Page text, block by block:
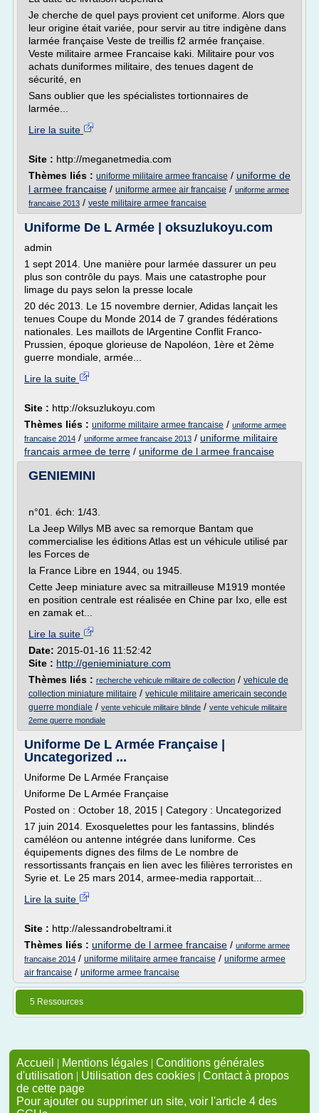
Je cherche de quel pays provient cet uniforme. Alors que
leur origine était variée, pour servir au titre indigène dans
larmée française Veste de treillis f2 armée française.
Veste militaire armee Francaise kaki. Militaire pour vos
achats duniformes militaire, des tenues dagent de
sécurité, en
Sans oublier que les spécialistes tortionnaires de
larmée...
Lire la suite
Site : http://meganetmedia.com
Thèmes liés : uniforme militaire armee francaise / uniforme de
l armee francaise / uniforme armee air francaise / uniforme armee
francaise 2013 / veste militaire armee francaise
Uniforme De L Armée | oksuzlukoyu.com
admin
1 sept 2014. Une manière pour larmée dassurer un peu
plus son contrôle du pays. Mais une catastrophe pour
limage du pays selon la presse locale
20 déc 2013. Le 15 novembre dernier, Adidas lançait les
tenues Coupe du Monde 2014 de 7 grandes fédérations
nationales. Les maillots de lArgentine Conflit Franco-
Prussien, époque glorieuse de Napoléon, 1ère et 2ème
guerre mondiale, armée...
Lire la suite
Site : http://oksuzlukoyu.com
Thèmes liés : uniforme militaire armee francaise / uniforme armee
francaise 2014 / uniforme armee francaise 2013 / uniforme militaire
francais armee de terre / uniforme de l armee francaise
GENIEMINI
n°01. éch: 1/43.
La Jeep Willys MB avec sa remorque Bantam que
commercialise les éditions Atlas est un véhicule utilisé par
les Forces de
la France Libre en 1944, ou 1945.
Cette Jeep miniature avec sa mitrailleuse M1919 montée
en position centrale est réalisée en Chine par Ixo, elle est
en zamak et...
Lire la suite
Date: 2015-01-16 11:52:42
Site : http://genieminiature.com
Thèmes liés : recherche vehicule militaire de collection / vehicule de
collection miniature militaire / vehicule militaire americain seconde
guerre mondiale / vente vehicule militaire blinde / vente vehicule militaire
2eme guerre mondiale
Uniforme De L Armée Française |
Uncategorized ...
Uniforme De L Armée Française
Uniforme De L Armée Française
Posted on : October 18, 2015 | Category : Uncategorized
17 juin 2014. Exosquelettes pour les fantassins, blindés
caméléon ou antenne intégrée dans luniforme. Ces
équipements dignes des films de Le nombre de
ressortissants français en lien avec les filières terroristes en
Syrie et. Le 25 mars 2014, armee-media rapportait...
Lire la suite
Site : http://alessandrobeltrami.it
Thèmes liés : uniforme de l armee francaise / uniforme armee
francaise 2014 / uniforme militaire armee francaise / uniforme armee
air francaise / uniforme armee francaise
5 Ressources
Accueil | Mentions légales | Conditions générales
d'utilisation | Utilisation des cookies | Contact à propos
de cette page
Pour ajouter ou supprimer un site, voir l'article 4 des